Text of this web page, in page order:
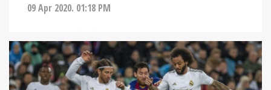
09 Apr 2020. 01:18 PM